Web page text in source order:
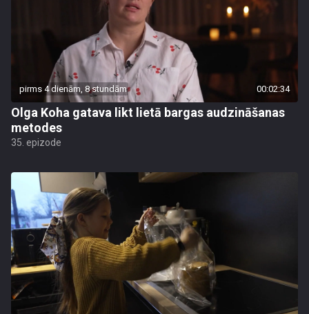
pirms 4 dienām, 8 stundām 00:02:34
Olga Koha gatava likt lietā bargas audzināšanas
metodes
35. epizode